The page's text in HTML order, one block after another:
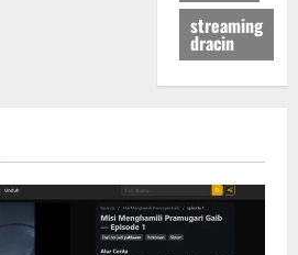
streaming
dracin